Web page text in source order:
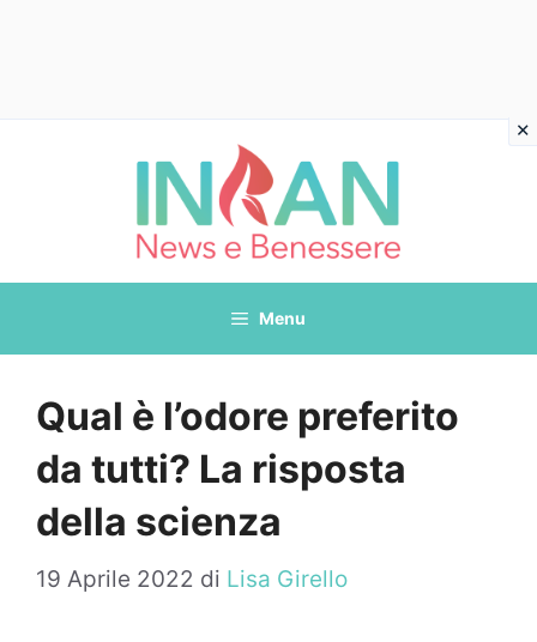
Menu
Qual è l’odore preferito
da tutti? La risposta
della scienza
19 Aprile 2022 di Lisa Girello